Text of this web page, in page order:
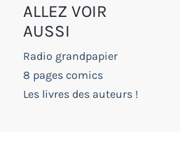
ALLEZ VOIR
AUSSI
Radio grandpapier
8 pages comics
Les livres des auteurs !